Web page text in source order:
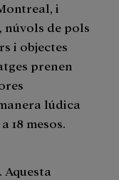
i
núvols de pols
i objectes
prenen
lúdica
18 mesos.
. Aquesta